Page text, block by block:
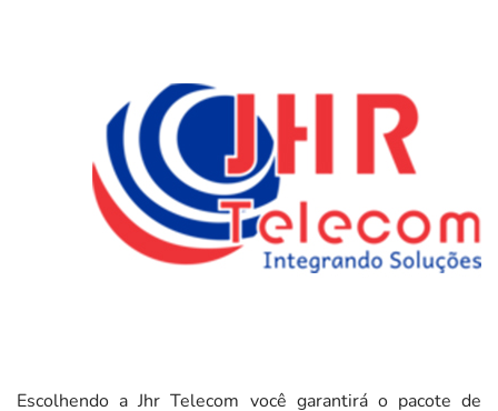
Escolhendo a Jhr Telecom você garantirá o pacote de